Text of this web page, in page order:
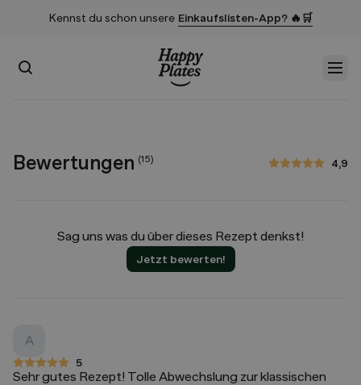
Kennst du schon unsere Einkaufslisten-App? 🔥🛒
Suchen
Bewertungen (15) 4,9
4,9 von 5 Sternen
Sag uns was du über dieses Rezept denkst!
Jetzt bewerten!
A
5
5 von 5 Sternen
Sehr gutes Rezept! Tolle Abwechslung zur klassischen